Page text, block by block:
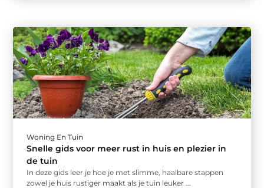
Woning En Tuin
Snelle gids voor meer rust in huis en plezier in
de tuin
In deze gids leer je hoe je met slimme, haalbare stappen
zowel je huis rustiger maakt als je tuin leuker ...